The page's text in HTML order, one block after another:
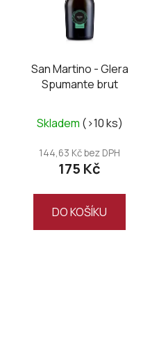
San Martino - Glera
Spumante brut
Skladem (>10 ks)
144,63 Kč bez DPH
175 Kč
DO KOŠÍKU